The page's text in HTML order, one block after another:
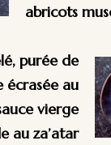
abricots
purée de
au
vierge
au za’atar